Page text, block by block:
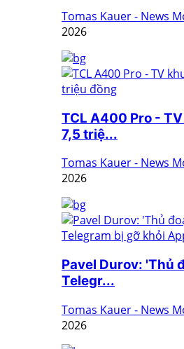
Tomas Kauer - News
2026
TCL A400 Pro -
7,5 triệ...
Tomas Kauer - News
2026
Pavel Durov: 'Thủ
Telegr...
Tomas Kauer - News
2026